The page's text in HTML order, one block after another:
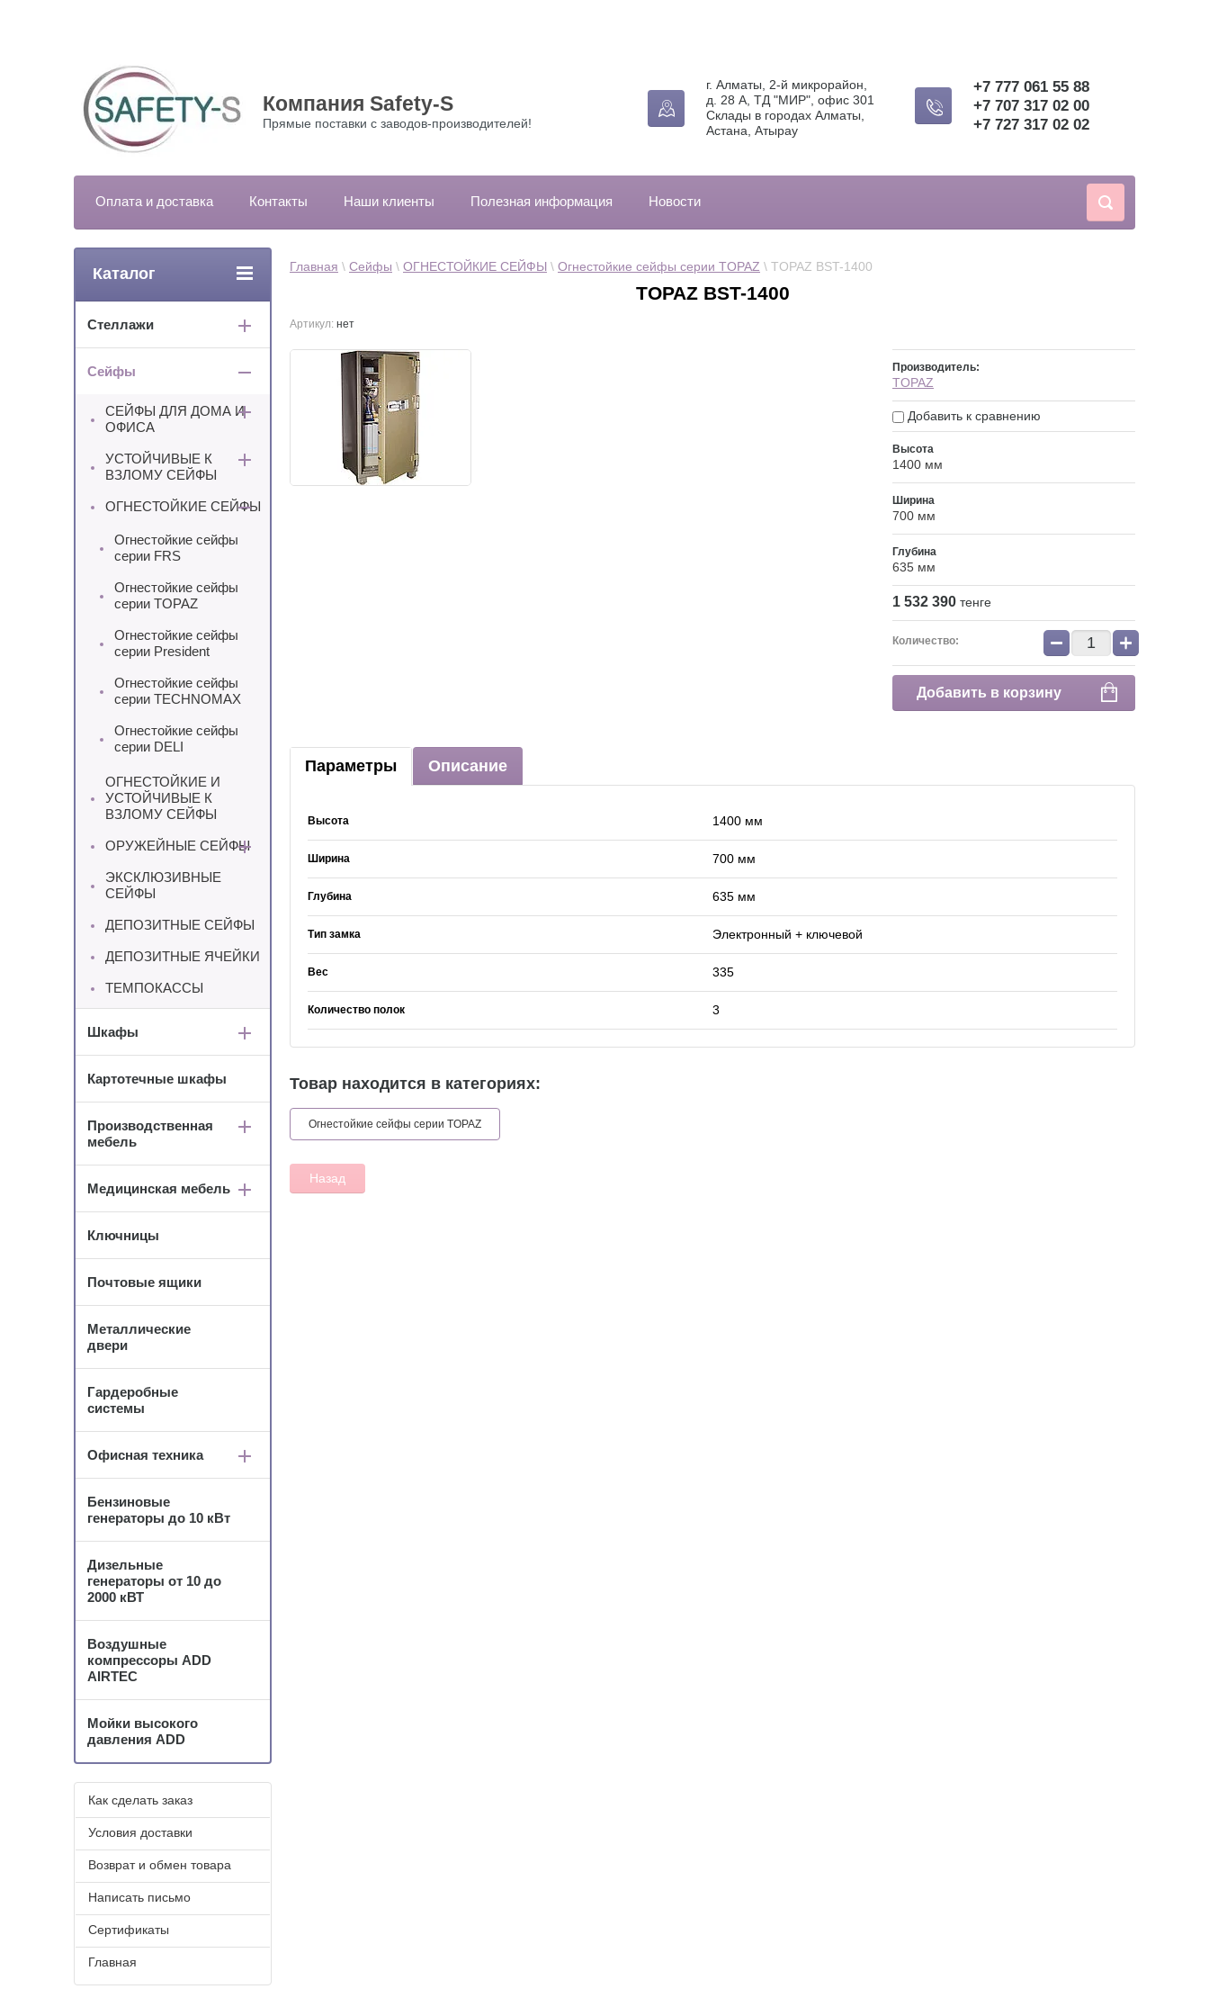
Компания Safety-S
Прямые поставки с заводов-производителей!
+7 777 061 55 88
+7 707 317 02 00
+7 727 317 02 02
г. Алматы, 2-й микрорайон,
д. 28 А, ТД "МИР", офис 301
Склады в городах Алматы,
Астана, Атырау
Оплата и доставка Контакты Наши клиенты Полезная информация Новости
Главная \ Сейфы \ ОГНЕСТОЙКИЕ СЕЙФЫ \ Огнестойкие сейфы серии TOPAZ \ TOPAZ BST-1400
TOPAZ BST-1400
Артикул: нет
Производитель:
TOPAZ
Добавить к сравнению
Высота
1400 мм
Ширина
700 мм
Глубина
635 мм
1 532 390 тенге
Количество: − +
Добавить в корзину
Параметры Описание
Высота 1400 мм
Ширина 700 мм
Глубина 635 мм
Тип замка Электронный + ключевой
Вес 335
Количество полок 3
Товар находится в категориях:
Огнестойкие сейфы серии TOPAZ
Назад
Каталог
Стеллажи
Сейфы
СЕЙФЫ ДЛЯ ДОМА И
ОФИСА
УСТОЙЧИВЫЕ К
ВЗЛОМУ СЕЙФЫ
ОГНЕСТОЙКИЕ СЕЙФЫ
Огнестойкие сейфы
серии FRS
Огнестойкие сейфы
серии TOPAZ
Огнестойкие сейфы
серии President
Огнестойкие сейфы
серии TECHNOMAX
Огнестойкие сейфы
серии DELI
ОГНЕСТОЙКИЕ И
УСТОЙЧИВЫЕ К
ВЗЛОМУ СЕЙФЫ
ОРУЖЕЙНЫЕ СЕЙФЫ
ЭКСКЛЮЗИВНЫЕ
СЕЙФЫ
ДЕПОЗИТНЫЕ СЕЙФЫ
ДЕПОЗИТНЫЕ ЯЧЕЙКИ
ТЕМПОКАССЫ
Шкафы
Картотечные шкафы
Производственная
мебель
Медицинская мебель
Ключницы
Почтовые ящики
Металлические
двери
Гардеробные
системы
Офисная техника
Бензиновые
генераторы до 10 кВт
Дизельные
генераторы от 10 до
2000 кВТ
Воздушные
компрессоры ADD
AIRTEC
Мойки высокого
давления ADD
Как сделать заказ
Условия доставки
Возврат и обмен товара
Написать письмо
Сертификаты
Главная